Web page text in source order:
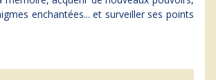
enchantées... et surveiller ses points